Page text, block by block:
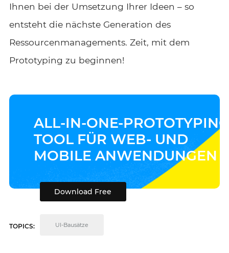
Ihnen bei der Umsetzung Ihrer Ideen – so
entsteht die nächste Generation des
Ressourcenmanagements. Zeit, mit dem
Prototyping zu beginnen!
ALL-IN-ONE-
TOOL FÜR WEB- UND
MOBILE ANWENDUNGEN
Download Free
TOPICS: UI-Bausätze